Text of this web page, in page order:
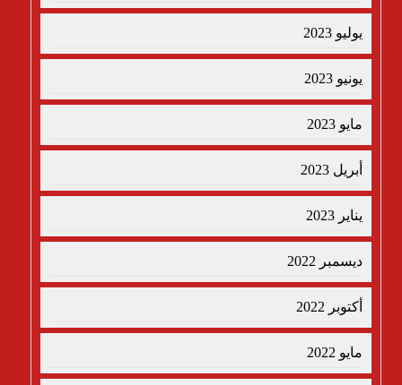
يوليو 2023
يونيو 2023
مايو 2023
أبريل 2023
يناير 2023
ديسمبر 2022
أكتوبر 2022
مايو 2022